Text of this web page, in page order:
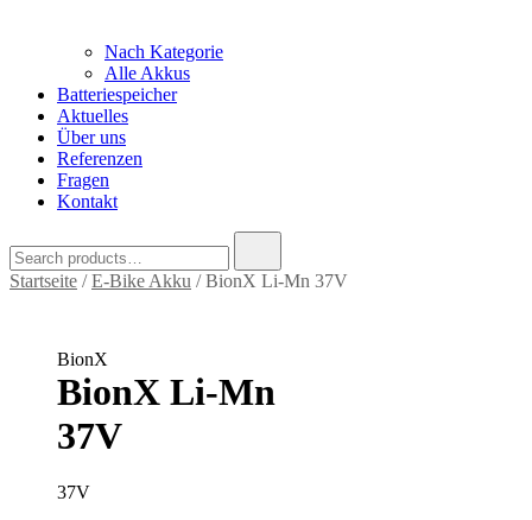
Nach Kategorie
Alle Akkus
Batteriespeicher
Aktuelles
Über uns
Referenzen
Fragen
Kontakt
for:
Startseite /E-Bike Akku / BionX Li-Mn 37V
BionX
BionX Li-Mn
37V
37V